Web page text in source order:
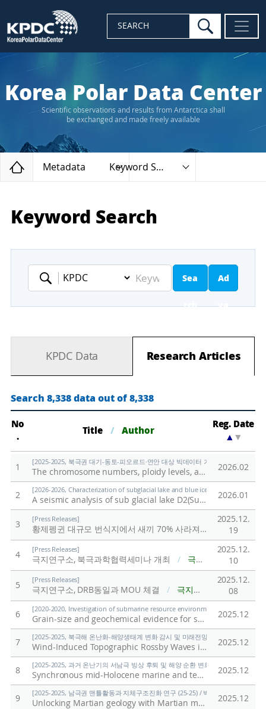
SEARCH search
Korea Polar Data Center
Scientific observations and results from Antarctica shall
be exchanged and made freely available
Home
Metadata Keyword Search
Keyword Search
Keyword
Sea
rch
Ad
va
ed
ar
ch
KPDC Data Research Articles
Search 8,338 data out of 8,338
No
.
Title / Author
Reg. Date
▲
1
[2025-2025, 북극권 대기-동토-피오르드·연안 대상 빅데이터 기반 기후변화 대응
The chromosome numbers, ploidy levels, and Genome sizes of Svalbard plants 2026.02
2
[2026-2026, Characterization of subglacial lake and blue ice in northern
A seismic analysis of sub glacial lake D2(Subglacial Lake Cheongsuk) beneath David Glacier, Antarctica 2026.01
3
[Press Releases]
황제펭귄 대규모 번식지에서 새끼 70% 사라져 극지연구소
2025.12.
19
4
[Press Releases]
극지연구소, 북극과학협력세미나 개최 / 극지연구소
2025.12.
10
5
[Press Releases]
극지연구소, DRB동일과 MOU 체결 / 극지연구소
2025.12.
08
6
[2020-2020, Investigation of submarine resource environment and seabed
Grain-size and geochemical evidence for sediment transport mechanisms in the northeastern part of the East Siberian Sea and on the adjacent continental slope 2025.12
7
[2025-2025, 북극해 온난화-해양생태계 변화 감시 및 미래전망 연구 (25-25) / 양은
Wind-Induced Topographic Rossby Waves in the Southwestern Slope of the Chukchi Abyssal Plain 2025.12
8
[2025-2025, 과거 온난기의 서남극 빙상 후퇴 및 해양 순환 변화 연구 (25-25) / 유
Synchronous mid-Holocene marine and terrestrial deglaciation in the Ross Sea, Antarctica 2025.12
9
[2025-2025, 남극권 맨틀활동과 지체구조진화 연구 (25-25) / 박숭현]
Unlocking Martian geology with Martian meteorites /
2025.12